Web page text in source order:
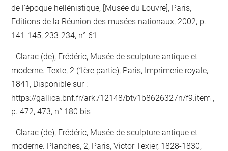
de l'époque hellénistique, [Musée du Louvre], Paris,
Editions de la Réunion des musées nationaux, 2002, p.
141-145, 233-234, n° 61
Clarac (de), Frédéric, Musée de sculpture antique et
moderne. Texte, 2 (1ère partie), Paris, Imprimerie royale,
1841, Disponible sur :
https://gallica.bnf.fr/ark:/12148/btv1b8626327n/f9.item ,
p. 472, 473, n° 180 bis
Clarac (de), Frédéric, Musée de sculpture antique et
moderne. Planches, 2, Paris, Victor Texier, 1828-1830,